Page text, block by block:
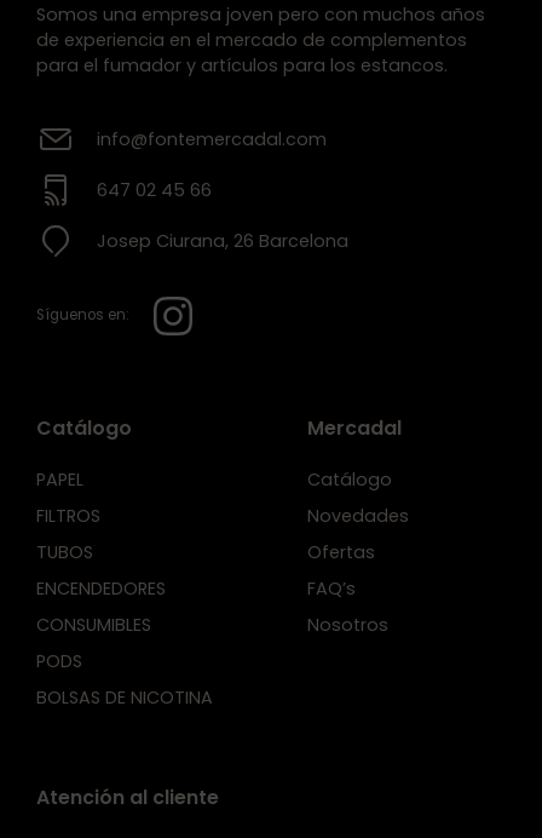
Somos una empresa joven pero con muchos años
de experiencia en el mercado de complementos
para el fumador y artículos para los estancos.
info@fontemercadal.com
647 02 45 66
Josep Ciurana, 26 Barcelona
Síguenos en:
Catálogo
PAPEL
FILTROS
TUBOS
ENCENDEDORES
CONSUMIBLES
PODS
BOLSAS DE NICOTINA
Mercadal
Catálogo
Novedades
Ofertas
FAQ’s
Nosotros
Atención al cliente